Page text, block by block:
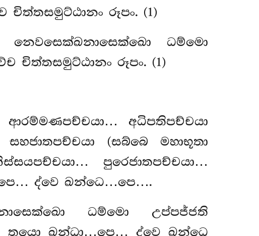
රූපං. (1)
ධම්මො
චිත්තසමුට්ඨානං රූපං. (1)
අධිපතිපච්චයා
(සබ්බෙ මහාභූතා
පුරෙජාතපච්චයා…
ද්වෙ ඛන්ධෙ…පෙ….
ධම්මො උප්පජ්ජති
තයො ඛන්ධා…පෙ… ද්වෙ ඛන්ධෙ